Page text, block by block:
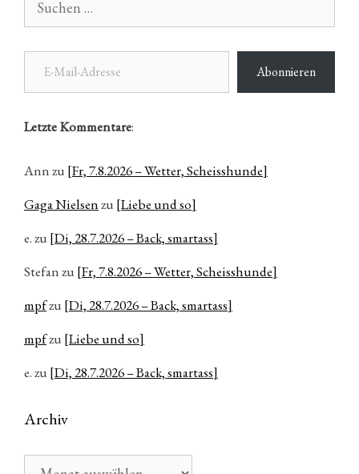
nach:
E-Mail-Adresse
Abonnieren
Letzte Kommentare:
Annzu [Fr, 7.8.2026 – Wetter, Scheisshunde]
Gaga Nielsenzu [Liebe und so]
e.zu [Di, 28.7.2026 – Back, smartass]
Stefanzu [Fr, 7.8.2026 – Wetter, Scheisshunde]
mpfzu [Di, 28.7.2026 – Back, smartass]
mpfzu [Liebe und so]
e.zu [Di, 28.7.2026 – Back, smartass]
Archiv